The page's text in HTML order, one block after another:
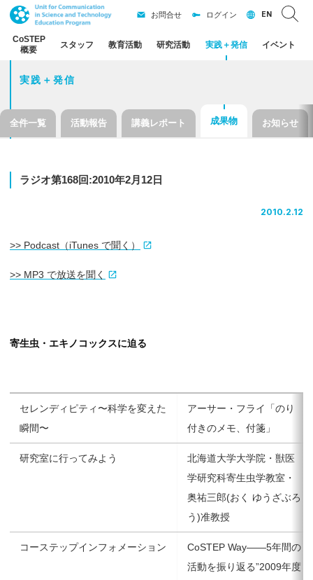
CoSTEP
概要
スタッフ 教育活動 研究活動 実践＋発信 イベント
お問合せ ログイン EN
実践＋発信
全件一覧 活動報告 講義レポート 成果物 お知らせ
ラジオ第168回:2010年2月 12 日
2010.2.12
>> Podcast（iTunes で聞く）
>> MP3 で放送を聞く
寄生虫・エキノコックスに迫る
セレンディピティ〜科学を変えた
瞬間〜
アーサー・フライ「のり
付きのメモ、付箋」
研究室に行ってみよう
北海道大学大学院・獣医
学研究科寄生虫学教室・
奥祐三郎(おく ゆうざぶろ
う)准教授
コーステップインフォメーション
CoSTEP Way——5年間の
活動を振り返る”2009年度